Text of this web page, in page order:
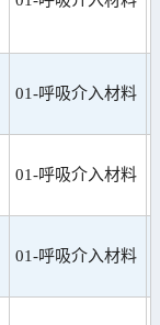
01-呼吸介入材料
01-呼吸介入材料
01-呼吸介入材料